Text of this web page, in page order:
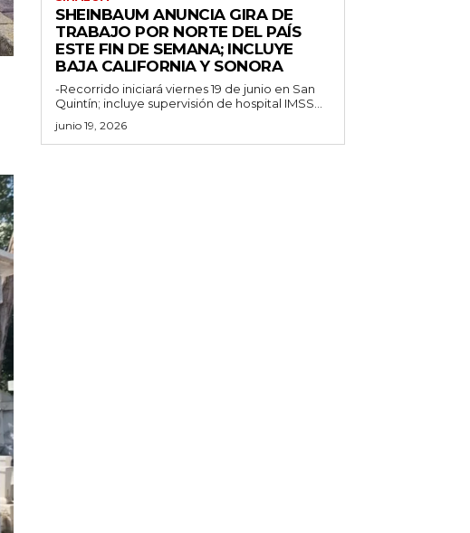
SHEINBAUM ANUNCIA GIRA DE
TRABAJO POR NORTE DEL PAÍS
ESTE FIN DE SEMANA; INCLUYE
BAJA CALIFORNIA Y SONORA
-Recorrido iniciará viernes 19 de junio en San
Quintín; incluye supervisión de hospital IMSS...
junio 19, 2026